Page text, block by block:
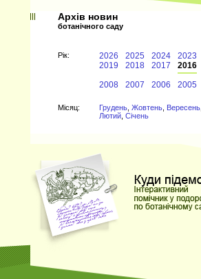
Архів новин
ботанічного саду
Рiк: 2026 2025 2024 2023
2019
2018 2017 2016
2008
2007 2006 2005
Мiсяц: Грудень Жовтень Вересень
Лютий Січень